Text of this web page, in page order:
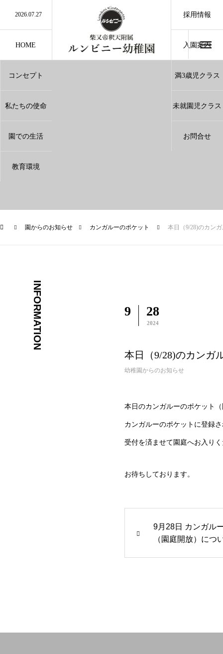
HOME
コンセプト
私たちの使命
園での生活
教育環境
入園案内
満3歳児クラス
未就園児クラス
お問合せ
2026.07.27 夏休み中のお問い合わせに関しまして
誰でも通園制度利用について
2026.07.10 9月のランチ（給食）
8月のランチ（給食）
2026.07.3 小学3.4.5年生のみなさんへ
採用情報
園からのお知らせ カンガルーのポケット 本日（9/28)のカン
INFORMATION 9 28
2024
本日（9/28)のカンガ
幼稚園からのお知らせ
本日のカンガルーのポケット
カンガルーのポケットに登録
受付を済ませて園庭へお入り
お待ちしております。
9月28日 カンガル
（園庭開放）につ